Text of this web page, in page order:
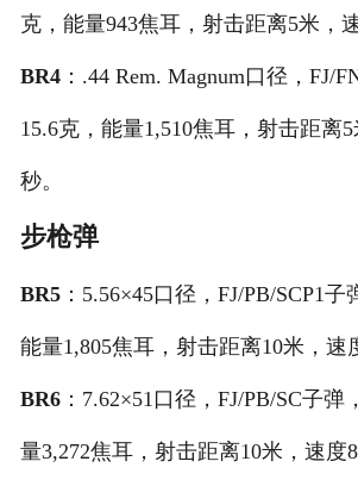
克，能量943焦耳，射击距离5米，
BR4：.44 Rem. Magnum口径，FJ/
15.6克，能量1,510焦耳，射击距离
秒。
步枪弹
BR5：5.56×45口径，FJ/PB/SCP1子
能量1,805焦耳，射击距离10米，速
BR6：7.62×51口径，FJ/PB/SC子弹
量3,272焦耳，射击距离10米，速度